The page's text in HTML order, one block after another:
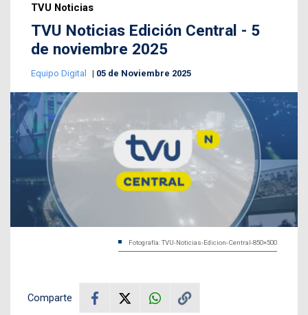
TVU Noticias
TVU Noticias Edición Central - 5
de noviembre 2025
Equipo Digital 05 de Noviembre 2025
Fotografía: TVU-Noticias-Edicion-Central-850×500
Comparte